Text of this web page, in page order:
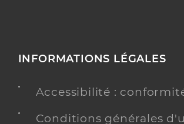
INFORMATIONS LÉGALES
Accessibilité :
Conditions générales